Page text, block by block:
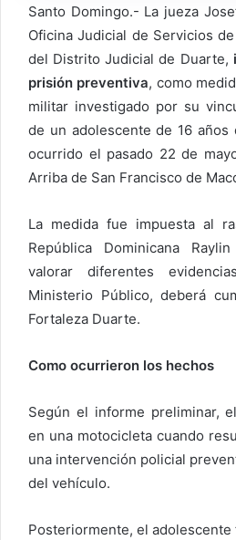
Santo Domingo.- La jueza
Oficina Judicial de Servicios
del Distrito Judicial de Duarte,
prisión preventiva, como
militar investigado por su
de un adolescente de 16 años
ocurrido el pasado 22 de
Arriba de San Francisco de
La medida fue impuesta al
República Dominicana
valorar diferentes
Ministerio Público, deberá
Fortaleza Duarte.
Como ocurrieron los hechos
Según el informe preliminar,
en una motocicleta cuando
una intervención policial
del vehículo.
Posteriormente, el